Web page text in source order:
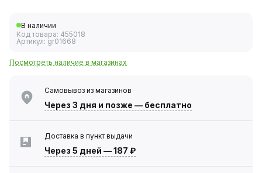
В наличии
Код товара: 455018
Артикул: gr01668
Посмотреть наличие в магазинах
Самовывоз из магазинов
Через 3 дня и позже — бесплатно
Доставка в пункт выдачи
Через 5 дней —187 ₽